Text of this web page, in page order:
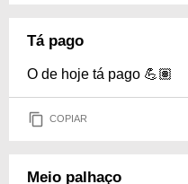
Tá pago
O de hoje tá pago 💪🏽
COPIAR
Meio palhaço